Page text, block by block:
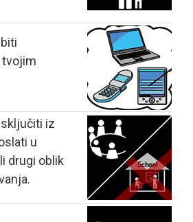
tvojim
iz
u
drugi oblik